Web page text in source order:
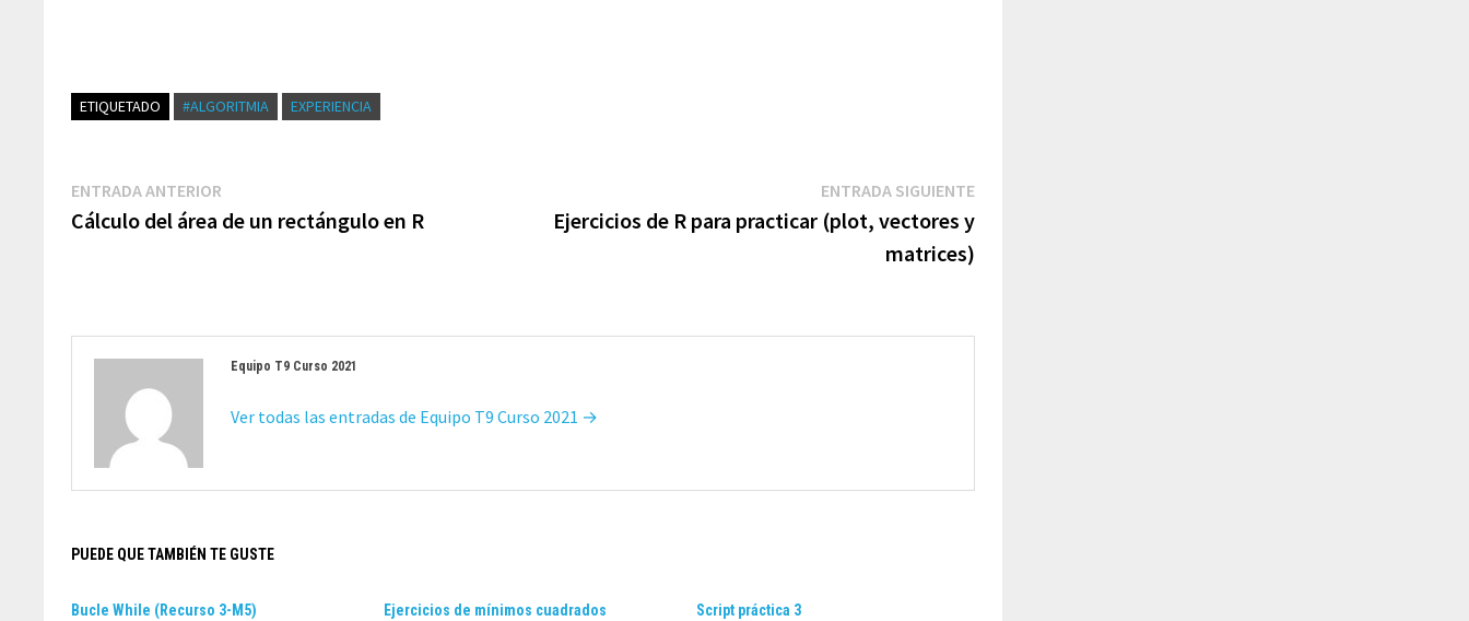
ETIQUETADO #ALGORITMIA EXPERIENCIA
Navegación
entradas
ENTRADA ANTERIOR
anterior:
Cálculo del área de un rectángulo en R
ENTRADA SIGUIENTEEntrada
siguiente:
Ejercicios de R para practicar (plot, vectores y
matrices)
Equipo T9 Curso 2021
Ver todas las entradas de Equipo T9 Curso 2021 →
PUEDE QUE TAMBIÉN TE GUSTE
Bucle While (Recurso 3-M5) Ejercicios de mínimos cuadrados Script práctica 3